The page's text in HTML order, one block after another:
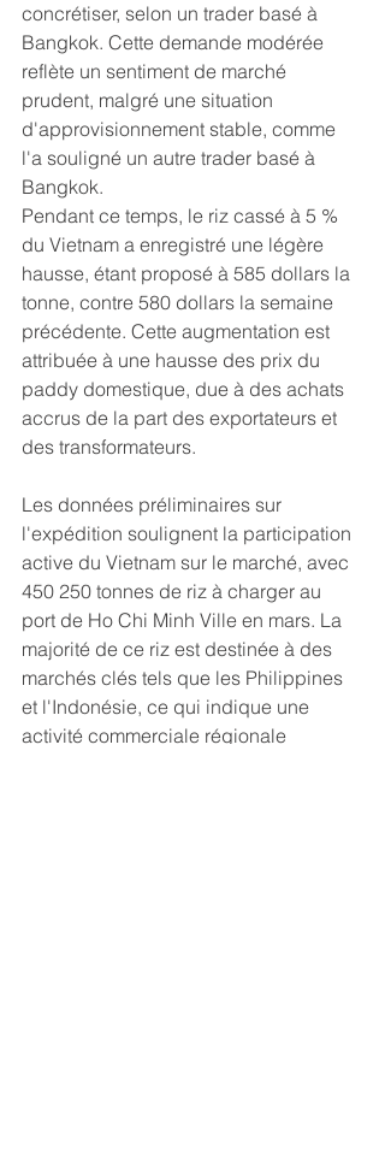
concrétiser, selon un trader basé à
Bangkok. Cette demande modérée
reflète un sentiment de marché
prudent, malgré une situation
d'approvisionnement stable, comme
l'a souligné un autre trader basé à
Bangkok.
Pendant ce temps, le riz cassé à 5 %
du Vietnam a enregistré une légère
hausse, étant proposé à 585 dollars la
tonne, contre 580 dollars la semaine
précédente. Cette augmentation est
attribuée à une hausse des prix du
paddy domestique, due à des achats
accrus de la part des exportateurs et
des transformateurs.
Les données préliminaires sur
l'expédition soulignent la participation
active du Vietnam sur le marché, avec
450 250 tonnes de riz à charger au
port de Ho Chi Minh Ville en mars. La
majorité de ce riz est destinée à des
marchés clés tels que les Philippines
et l'Indonésie, ce qui indique une
activité commerciale régionale